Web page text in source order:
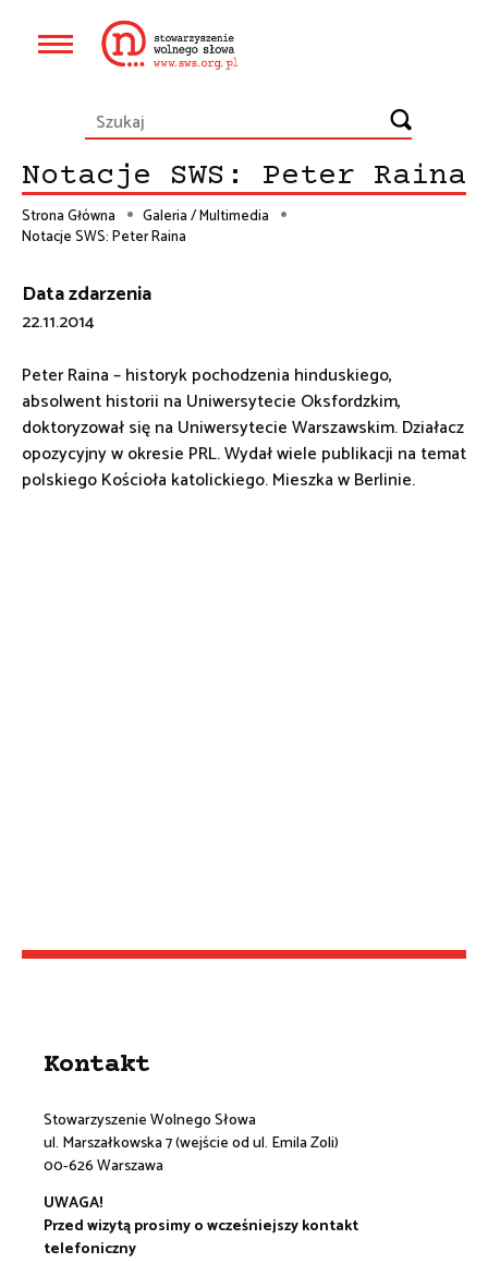
Główna
Notacje SWS: Peter Raina
Ścieżka
nawigacyjna
Strona Główna
Galeria / Multimedia
Notacje SWS: Peter Raina
Data zdarzenia
22.11.2014
Peter Raina – historyk pochodzenia hinduskiego,
absolwent historii na Uniwersytecie Oksfordzkim,
doktoryzował się na Uniwersytecie Warszawskim. Działacz
opozycyjny w okresie PRL. Wydał wiele publikacji na temat
polskiego Kościoła katolickiego. Mieszka w Berlinie.
Kontakt
Stowarzyszenie Wolnego Słowa
ul. Marszałkowska 7 (wejście od ul. Emila Zoli)
00-626 Warszawa
UWAGA!
Przed wizytą prosimy o wcześniejszy kontakt
telefoniczny